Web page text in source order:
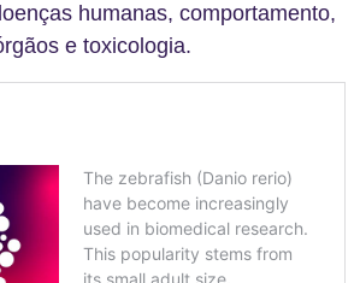
humanas, comportamento,
e toxicologia.